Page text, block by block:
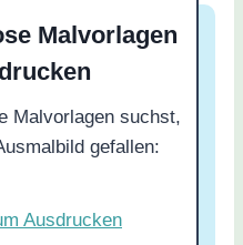
Malvorlagen
Malvorlagen suchst,
gefallen:
Ausdrucken